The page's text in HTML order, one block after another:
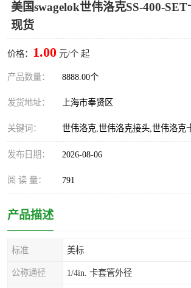
美国swagelok世伟洛克SS-400-
现货
价格： 1.00 元/个 起
产品数量： 8888.00个
发货地址： 上海市奉贤区
关键词： 世伟洛克,世伟洛克接头,世伟洛克
发布日期： 2026-08-06
阅 读 量： 791
产品描述
标准 美标
公称通径 1/4in. 卡套管外径